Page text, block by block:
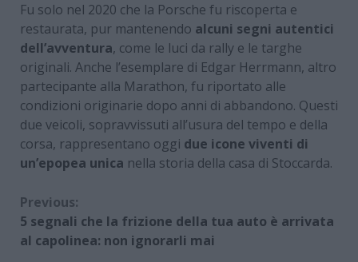
Fu solo nel 2020 che la Porsche fu riscoperta e
restaurata, pur mantenendo alcuni segni autentici
dell’avventura, come le luci da rally e le targhe
originali. Anche l’esemplare di Edgar Herrmann, altro
partecipante alla Marathon, fu riportato alle
condizioni originarie dopo anni di abbandono. Questi
due veicoli, sopravvissuti all’usura del tempo e della
corsa, rappresentano oggi due icone viventi di
un’epopea unica nella storia della casa di Stoccarda.
Continue
Reading
Previous:
5 segnali che la frizione della tua auto è arrivata
al capolinea: non ignorarli mai